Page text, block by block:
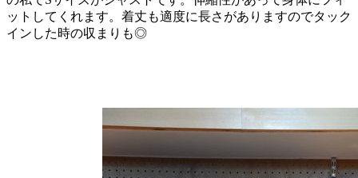
ットしてくれます。着丈も適度に長さがありますのでタック
インした時の収まりも◎